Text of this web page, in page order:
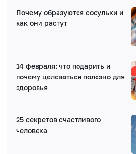
Получать уведомления об ответах
Почему образуются сосульки и
как они растут
14 февраля: что подарить и
почему целоваться полезно для
здоровья
25 секретов счастливого
человека